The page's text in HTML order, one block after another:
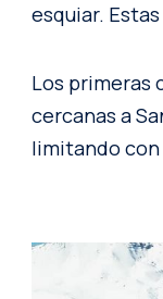
esquiar.
Los primeras
cercanas a
limitando